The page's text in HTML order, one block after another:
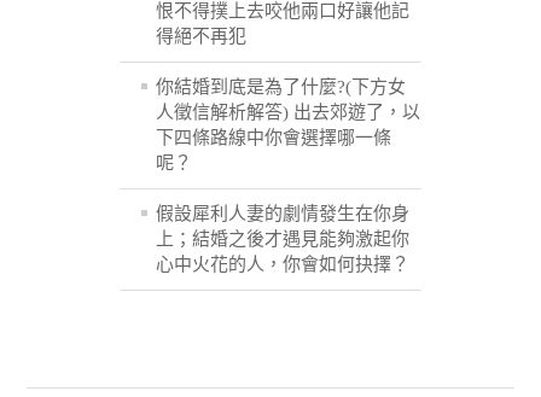
恨不得撲上去咬他兩口好讓他記
得絕不再犯
你結婚到底是為了什麼?(下方女
人徵信解析解答) 出去郊遊了，以
下四條路線中你會選擇哪一條
呢？
假設犀利人妻的劇情發生在你身
上；結婚之後才遇見能夠激起你
心中火花的人，你會如何抉擇？